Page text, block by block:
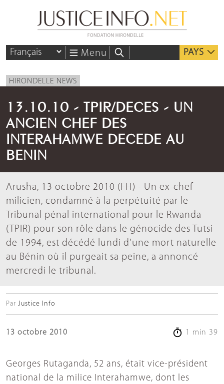
Menu PAYS
HIRONDELLE NEWS
13.10.10 - TPIR/DECES - UN
ANCIEN CHEF DES
INTERAHAMWE DECEDE AU
BENIN
Arusha, 13 octobre 2010 (FH) - Un ex-chef
milicien, condamné à la perpétuité par le
Tribunal pénal international pour le Rwanda
(TPIR) pour son rôle dans le génocide des Tutsi
de 1994, est décédé lundi d'une mort naturelle
au Bénin où il purgeait sa peine, a annoncé
mercredi le tribunal.
Par Justice Info
13 octobre 2010 1 min 39
Georges Rutaganda, 52 ans, était vice-président
national de la milice Interahamwe, dont les